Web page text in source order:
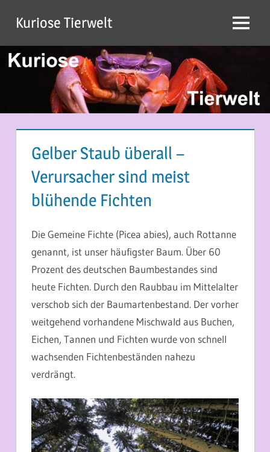
Inhalt
springen
Kuriose Tierwelt Menü
Gelber Staub überall –
Verursacher sind meist
blühende Fichten
Die Gemeine Fichte (Picea abies), auch Rottanne
genannt, ist unser häufigster Baum. Über 60
Prozent des deutschen Baumbestandes sind
heute Fichten. Durch den Raubbau im Mittelalter
verschob sich der Baumartenbestand. Der vorher
weitgehend vorhandene Mischwald aus Buchen,
Eichen, Tannen und Fichten wurde von schnell
wachsenden Fichtenbeständen nahezu
verdrängt.